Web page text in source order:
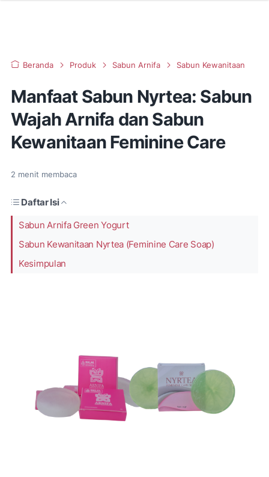
Beranda Produk Sabun Arnifa Sabun Kewanitaan
Manfaat Sabun Nyrtea: Sabun
Wajah Arnifa dan Sabun
Kewanitaan Feminine Care
2 menit membaca
Daftar Isi
Sabun Arnifa Green Yogurt
Sabun Kewanitaan Nyrtea (Feminine Care Soap)
Kesimpulan